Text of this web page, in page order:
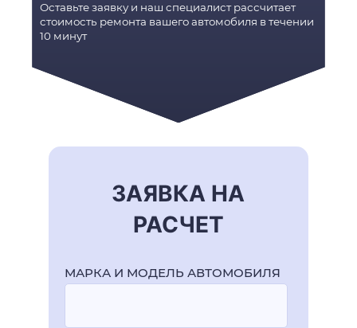
Оставьте заявку и наш специалист рассчитает
стоимость ремонта вашего автомобиля в течении
10 минут
ЗАЯВКА НА
РАСЧЕТ
МАРКА И МОДЕЛЬ АВТОМОБИЛЯ